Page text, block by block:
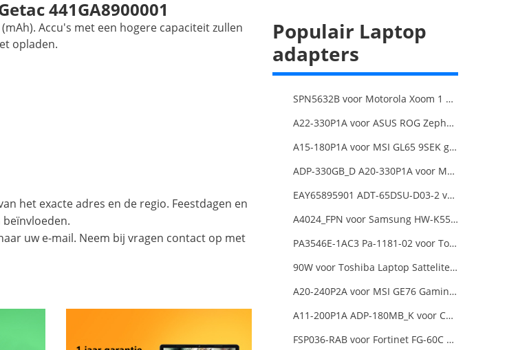
441GA8900001
Accu's met een hogere capaciteit zullen
opladen.
het exacte adres en de regio. Feestdagen en
uw e-mail. Neem bij vragen contact op met
Populair Laptop
adapters
SPN5632B voor Motorola Xoom 1 Tablet
A22-330P1A voor ASUS ROG Zephyrus Duo 16 2023 GX650PY
A15-180P1A voor MSI GL65 9SEK gaming laptop
ADP-330GB_D A20-330P1A voor MSI GE68 Raider Power Supply
EAY65895901 ADT-65DSU-D03-2 voor LG gram 15Z90P-K.ARB6U1 16T90P, LG gram 15Z90Q 16Z90Q 17Z90Q16Z95PD Series
A4024_FPN voor Samsung HW-K550/ZA HW-K550 hw-K650 Soundbar
PA3546E-1AC3 Pa-1181-02 voor Toshiba X205 180W 19V 9.5A Laptop DC Charger Power Supply
90W voor Toshiba Laptop Sattelite L300D
A20-240P2A voor MSI GE76 Gaming Laptop
A11-200P1A ADP-180MB_K voor Chicony MSI GE63 Raider RGB 8RE-012US
FSP036-RAB voor Fortinet FG-60C FG-60D FG-60E